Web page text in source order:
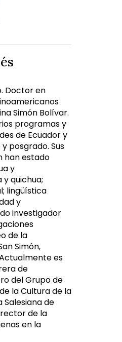
Doctor en
Simón Bolívar.
programas y
de Ecuador y
posgrado. Sus
han estado
y
quichua;
lingüística
y
investigador
de la
Simón,
es
de
del Grupo de
la Cultura de la
Salesiana de
de la
en la